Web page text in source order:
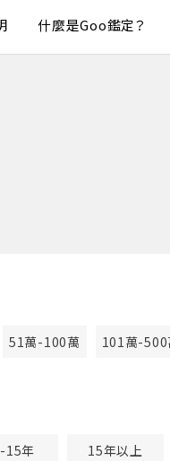
什麼是Goo鑑定？
51萬-100萬 101萬-500
15年
15年以上